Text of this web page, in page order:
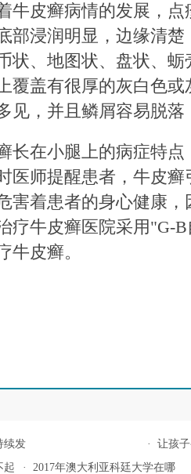
牛皮癣病情的发展，
部浸润明显，边缘清
状、地图状、盘状、
覆盖有很厚的灰白色
见，并且鳞屑容易脱
在小腿上的病症特点
医师提醒患者，牛皮
害着患者的身心健康
疗牛皮癣医院采用"G-
牛皮癣。
续发 · 让孩
起 · 2017年澳大利亚科廷大学在哪